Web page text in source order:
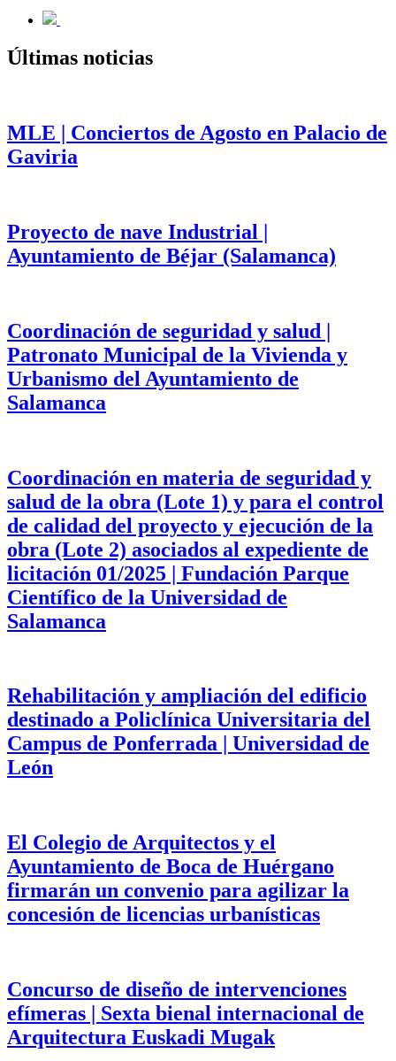
Últimas noticias
MLE | Conciertos de Agosto en Palacio de
Gaviria
Proyecto de nave Industrial |
Ayuntamiento de Béjar (Salamanca)
Coordinación de seguridad y salud |
Patronato Municipal de la Vivienda y
Urbanismo del Ayuntamiento de
Salamanca
Coordinación en materia de seguridad y
salud de la obra (Lote 1) y para el control
de calidad del proyecto y ejecución de la
obra (Lote 2) asociados al expediente de
licitación 01/2025 | Fundación Parque
Científico de la Universidad de
Salamanca
Rehabilitación y ampliación del edificio
destinado a Policlínica Universitaria del
Campus de Ponferrada | Universidad de
León
El Colegio de Arquitectos y el
Ayuntamiento de Boca de Huérgano
firmarán un convenio para agilizar la
concesión de licencias urbanísticas
Concurso de diseño de intervenciones
efímeras | Sexta bienal internacional de
Arquitectura Euskadi Mugak